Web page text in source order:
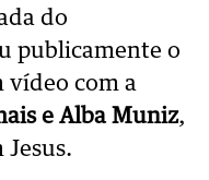
do
publicamente o
vídeo com a
e Alba Muniz,